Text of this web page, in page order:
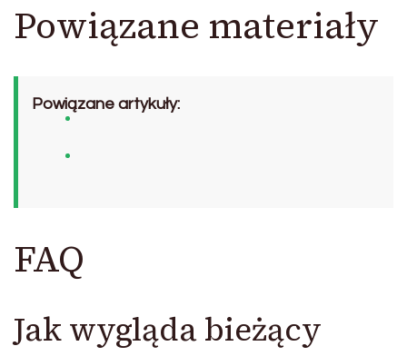
Powiązane materiały
Powiązane artykuły:
FAQ
Jak wygląda bieżący